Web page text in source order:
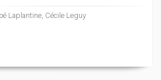
Laplantine, Cécile Leguy